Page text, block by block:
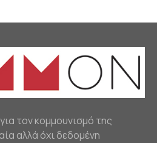
τον κομμουνισμό της
αλλά όχι δεδομένη